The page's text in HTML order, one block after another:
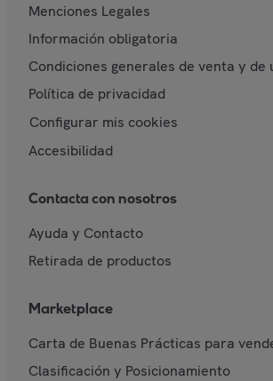
Menciones Legales
Información obligatoria
Condiciones generales de venta y de
Política de privacidad
Configurar mis cookies
Accesibilidad
Contacta con nosotros
Ayuda y Contacto
Retirada de productos
Marketplace
Carta de Buenas Prácticas para
Clasificación y Posicionamiento